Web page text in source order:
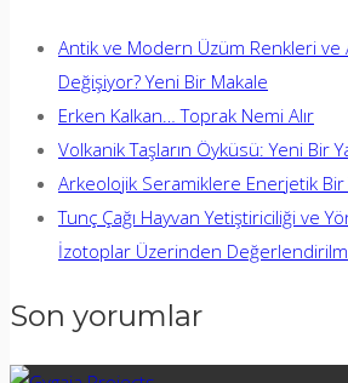
Antik ve Modern Üzüm Renkleri ve
Değişiyor? Yeni Bir Makale
Erken Kalkan… Toprak Nemi Alır
Volkanik Taşların Öyküsü: Yeni Bir
Arkeolojik Seramiklere Enerjetik Bir
Tunç Çağı Hayvan Yetiştiriciliği ve
İzotoplar Üzerinden
Son yorumlar